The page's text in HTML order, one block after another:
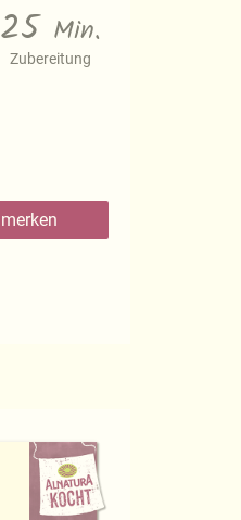
25 Min.
Zubereitung
merken